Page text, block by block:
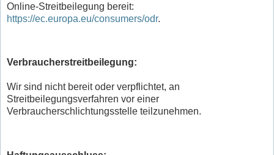
Online-Streitbeilegung bereit:
https://ec.europa.eu/consumers/odr.
Verbraucherstreitbeilegung:
Wir sind nicht bereit oder verpflichtet, an
Streitbeilegungsverfahren vor einer
Verbraucherschlichtungsstelle teilzunehmen.